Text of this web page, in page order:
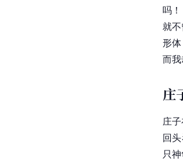
吗
就
形
而
庄
庄
回
只